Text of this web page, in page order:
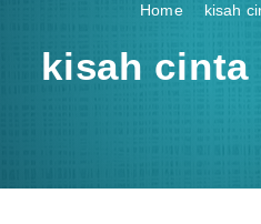
Home kisah
kisah cinta